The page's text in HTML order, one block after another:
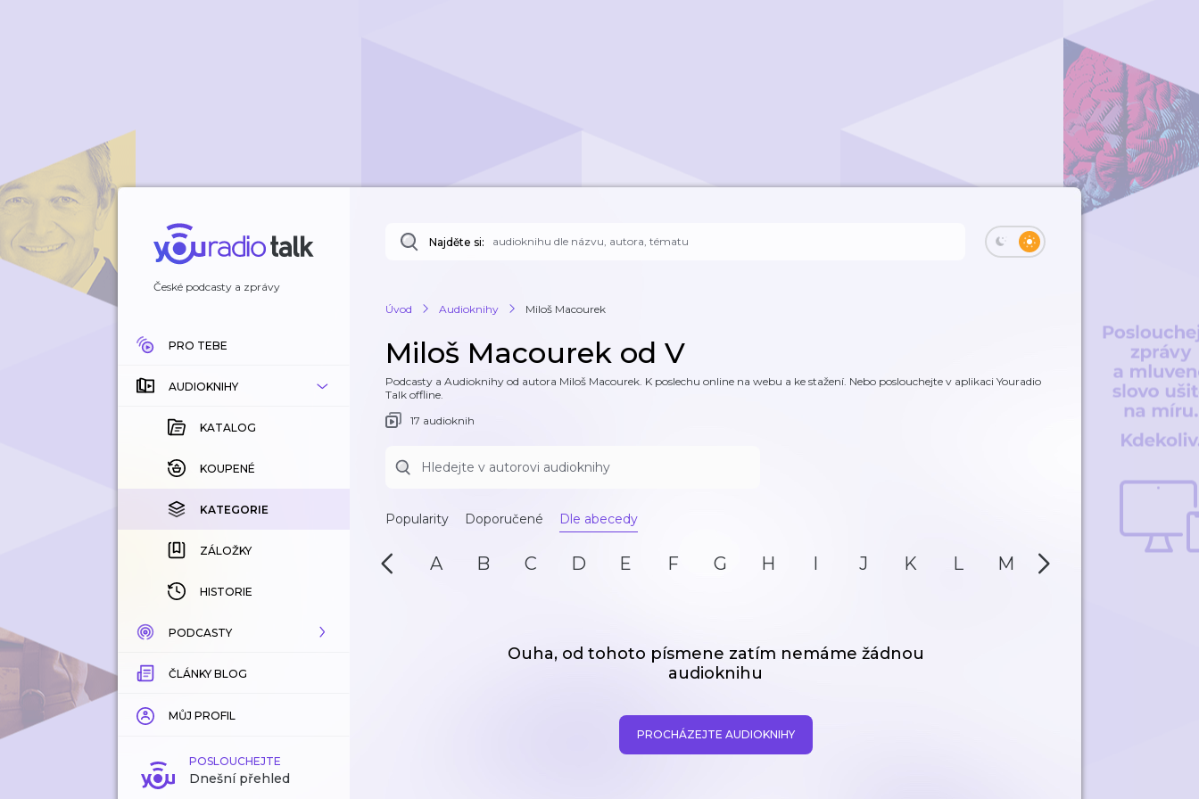
České podcasty a zprávy
PRO TEBE
AUDIOKNIHY
KATALOG
KOUPENÉ
KATEGORIE
ZÁLOŽKY
HISTORIE
PODCASTY
KATALOG
KATEGORIE
ZÁLOŽKY
ČLÁNKY BLOG
MŮJ PROFIL
POSLOUCHEJTE
Dnešní přehled
Najděte si:
Úvod Audioknihy Miloš Macourek
Miloš Macourek od V
Podcasty a Audioknihy od autora Miloš Macourek. K poslechu online na webu a ke stažení. Nebo poslouchejte v aplikaci Youradio
Talk offline.
17 audioknih
Popularity Doporučené Dle abecedy
A B C D E F G H I J K L M N
Ouha, od tohoto písmene zatím nemáme žádnou
audioknihu
PROCHÁZEJTE AUDIOKNIHY